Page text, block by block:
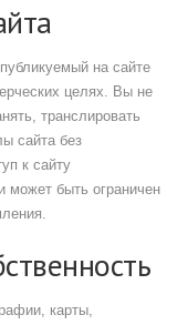
на сайте
целях. Вы не
транслировать
сайта без
к сайту
может быть ограничен
карты,